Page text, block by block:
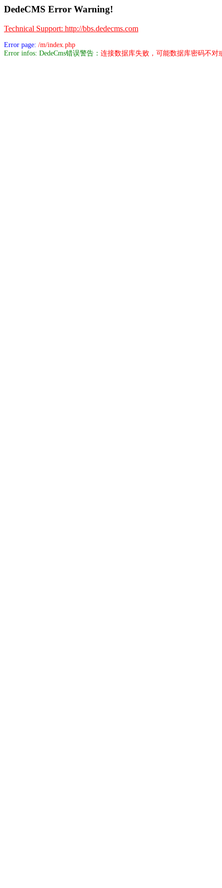
DedeCMS Error Warning!
Technical Support: http://bbs.dedecms.com
Error page: /m/index.php
Error infos: DedeCms错误警告： 连接数据库失败，可能数据库密码不对